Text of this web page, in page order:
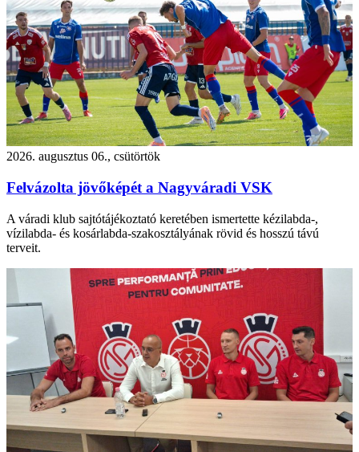
2026. augusztus 06., csütörtök
Felvázolta jövőképét a Nagyváradi VSK
A váradi klub sajtótájékoztató keretében ismertette kézilabda-,
vízilabda- és kosárlabda-szakosztályának rövid és hosszú távú
terveit.